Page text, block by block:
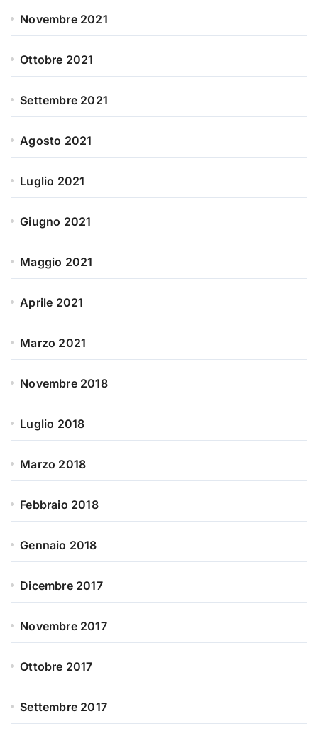
Novembre 2021
Ottobre 2021
Settembre 2021
Agosto 2021
Luglio 2021
Giugno 2021
Maggio 2021
Aprile 2021
Marzo 2021
Novembre 2018
Luglio 2018
Marzo 2018
Febbraio 2018
Gennaio 2018
Dicembre 2017
Novembre 2017
Ottobre 2017
Settembre 2017